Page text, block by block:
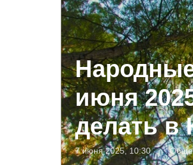
июня
делать в
7 июня 2025, 10:30